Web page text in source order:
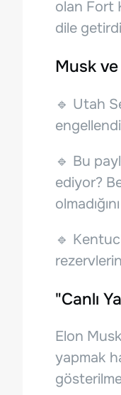
olan Fort
dile
Musk
🔹 Utah
🔹 Bu
ediyor?
🔹
"Canlı
Elon
yapmak